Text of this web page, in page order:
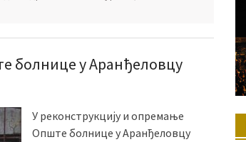
болнице у Аранђеловцу
У реконструкцију и опремање
Опште болнице у Аранђеловцу